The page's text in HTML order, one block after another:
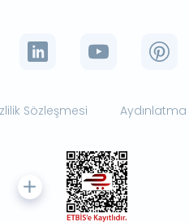
Sözleşmesi